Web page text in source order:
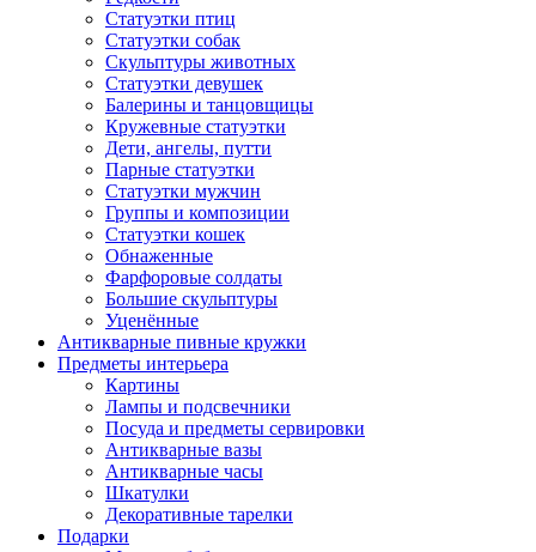
Cтатуэтки птиц
Cтатуэтки собак
Скульптуры животных
Статуэтки девушек
Балерины и танцовщицы
Кружевные статуэтки
Дети, ангелы, путти
Парные статуэтки
Статуэтки мужчин
Группы и композиции
Статуэтки кошек
Обнаженные
Фарфоровые солдаты
Большие скульптуры
Уценённые
Антикварные пивные кружки
Предметы интерьера
Картины
Лампы и подсвечники
Посуда и предметы сервировки
Антикварные вазы
Антикварные часы
Шкатулки
Декоративные тарелки
Подарки